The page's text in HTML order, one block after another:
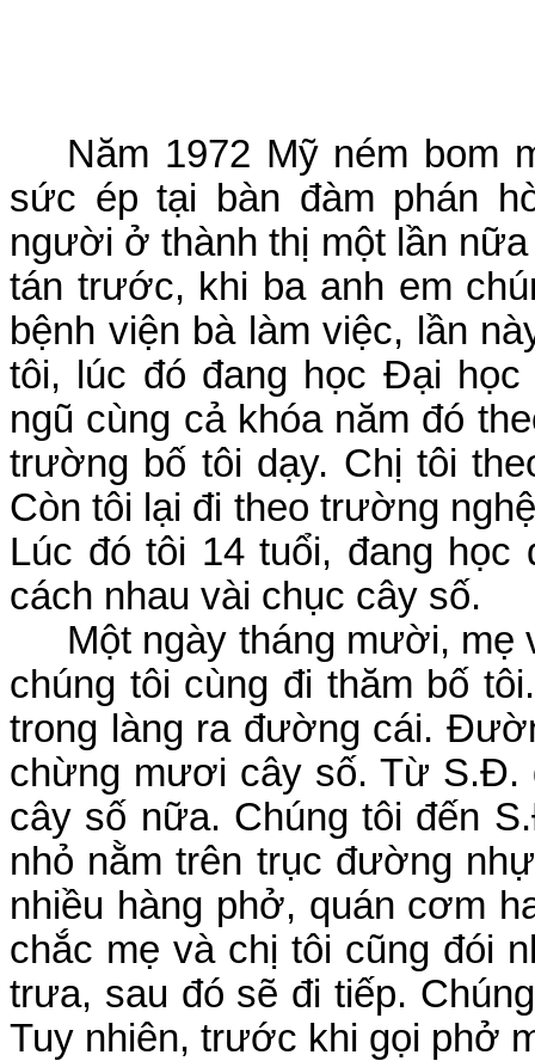
Năm 1972 Mỹ ném bom
sức ép tại bàn đàm phán
người ở thành thị một lần
tán trước, khi ba anh em
bệnh viện bà làm việc, lần
tôi, lúc đó đang học Đại
ngũ cùng cả khóa năm đó
trường bố tôi dạy. Chị tôi
Còn tôi lại đi theo trường
Lúc đó tôi 14 tuổi, đang
cách nhau vài chục cây số.
Một ngày tháng mười, mẹ
chúng tôi cùng đi thăm bố
trong làng ra đường cái.
chừng mươi cây số. Từ S.Đ.
cây số nữa. Chúng tôi đến
nhỏ nằm trên trục đường
nhiều hàng phở, quán cơm
chắc mẹ và chị tôi cũng đói
trưa, sau đó sẽ đi tiếp.
Tuy nhiên, trước khi gọi phở